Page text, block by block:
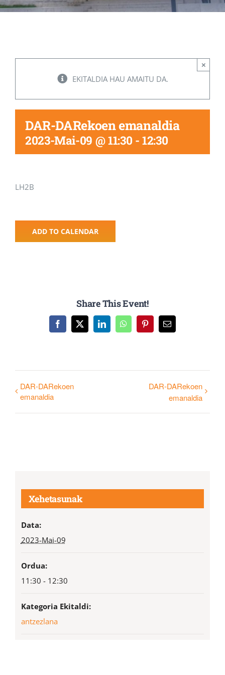
EKITALDIA HAU AMAITU DA.
×
DAR-DARekoen emanaldia
2023-Mai-09 @ 11:30 -12:30
LH2B
ADD TO CALENDAR
Share This Event!
Facebook
X LinkedInWhatsAppPinterestEmail
DAR-DARekoen
emanaldia
DAR-DARekoen
emanaldia
Xehetasunak
Data:
2023-Mai-09
Ordua:
11:30 - 12:30
Kategoria Ekitaldi:
antzezlana